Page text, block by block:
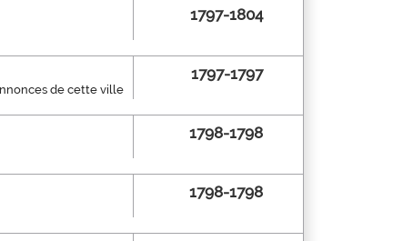
1797-1804
de cette ville
1797-1797
1798-1798
1798-1798